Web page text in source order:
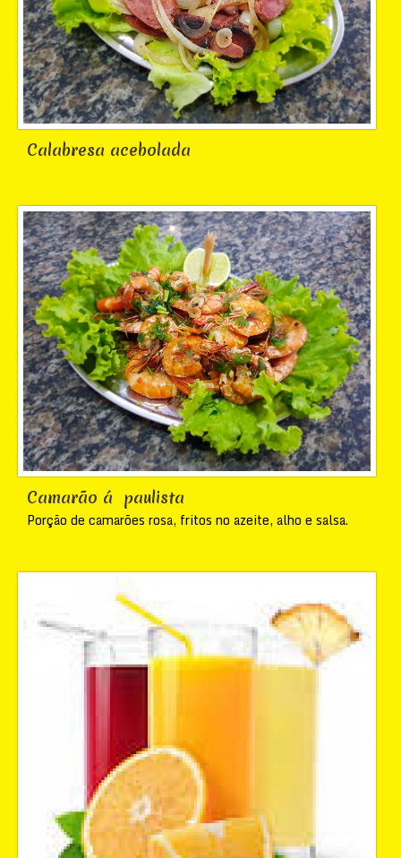
Calabresa acebolada
Camarão á paulista
Porção de camarões rosa, fritos no azeite, alho e salsa.